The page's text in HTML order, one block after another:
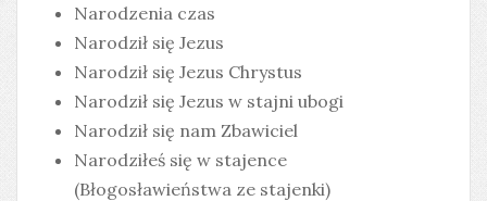
Narodzenia czas
Narodził się Jezus
Narodził się Jezus Chrystus
Narodził się Jezus w stajni ubogi
Narodził się nam Zbawiciel
Narodziłeś się w stajence
(Błogosławieństwa ze stajenki)